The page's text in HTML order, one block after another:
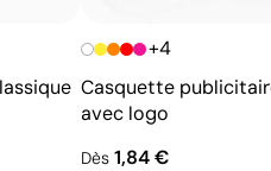
+4
Casquette
avec logo
Dès 1,84 €